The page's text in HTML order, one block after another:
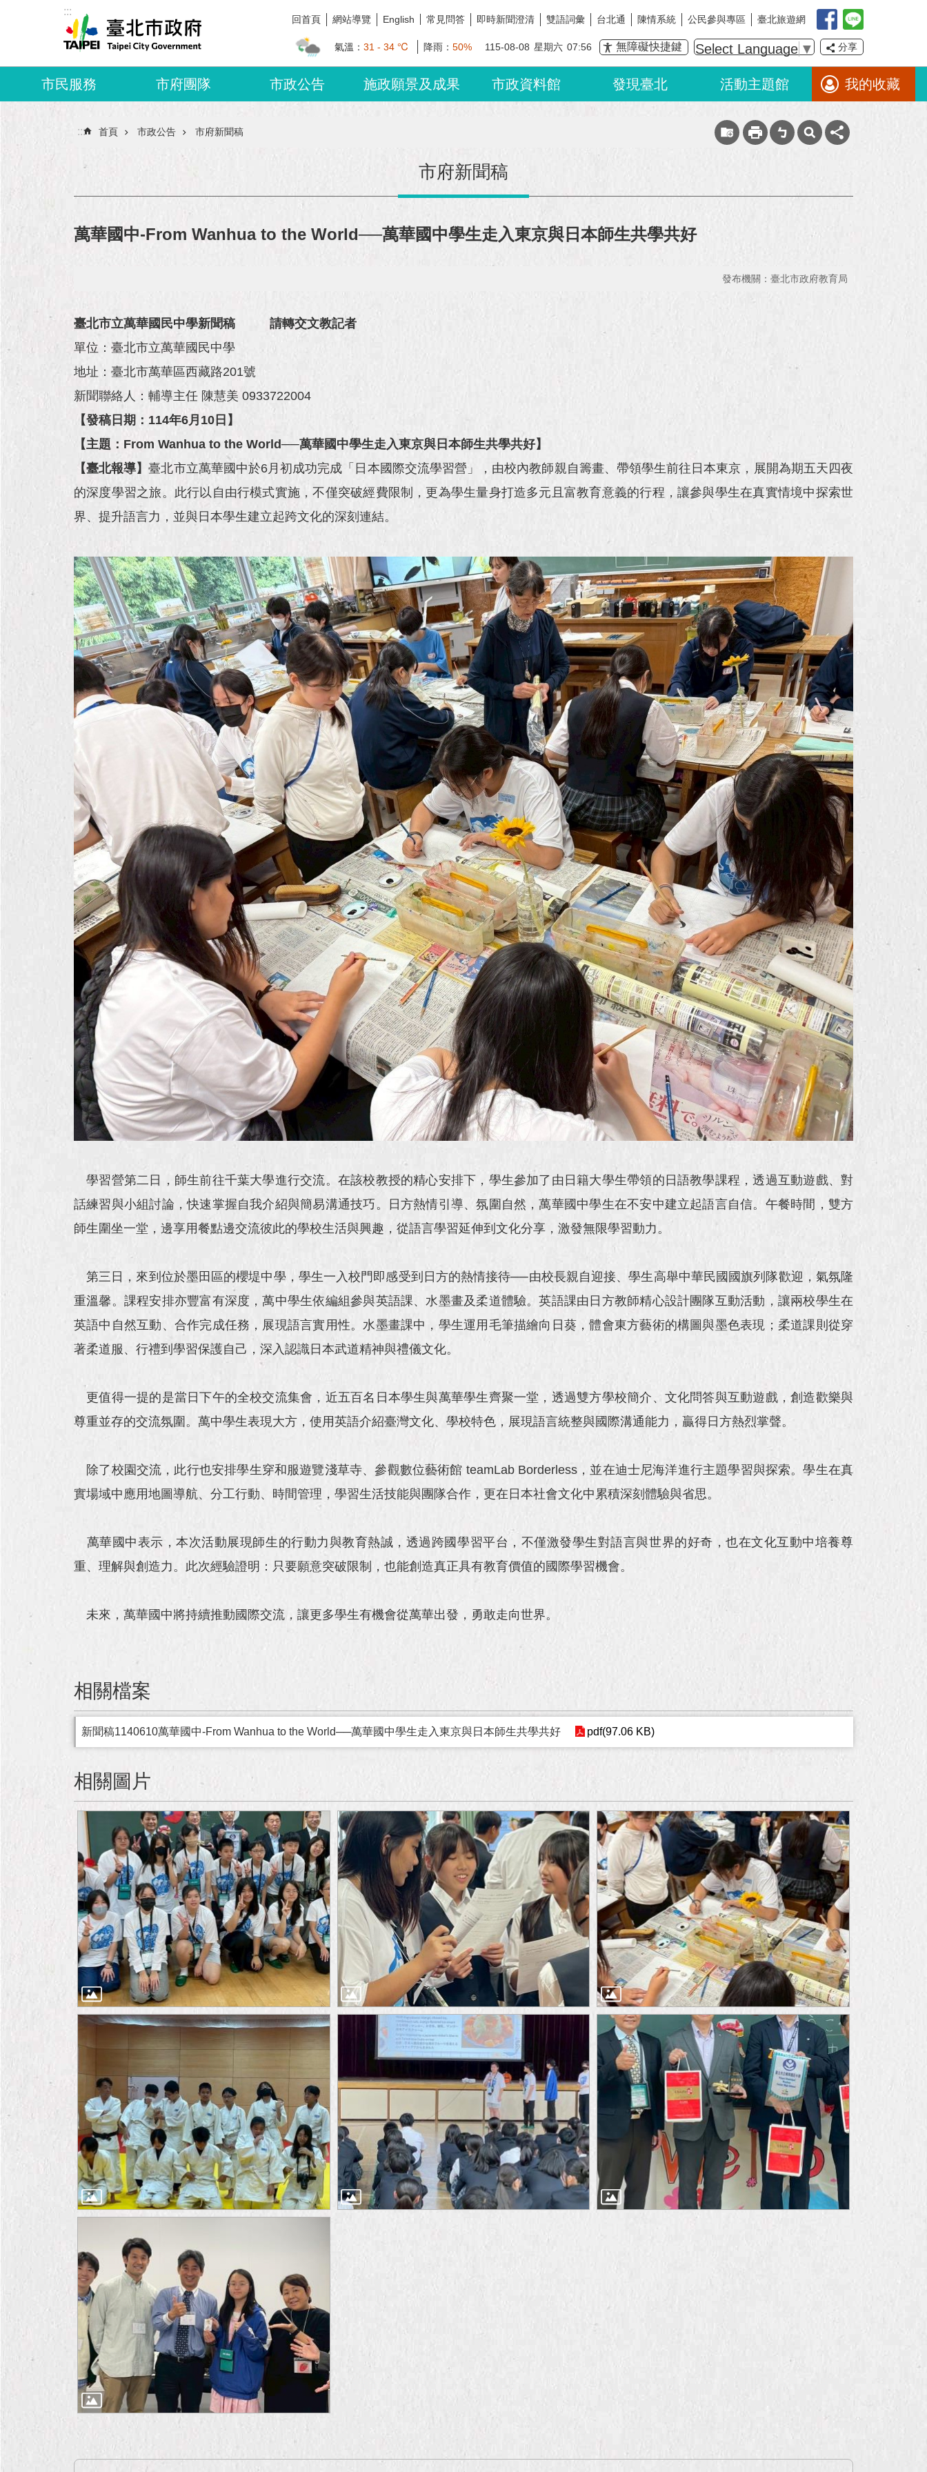
跳到主要內容區塊
:::
回首頁 網站導覽 English 常見問答 即時新聞澄清 雙語詞彙 台北通 陳情系統 公民參與專區 臺北旅遊網
氣溫： 31 - 34 ℃ 降雨： 50% 115-08-08 星期六 07:56 無障礙快捷鍵 Select Language ▼ 分享
市民服務 市府團隊 市政公告 施政願景及成果 市政資料館 發現臺北 活動主題館 我的收藏
::: 首頁 市政公告 市府新聞稿
市府新聞稿
萬華國中-From Wanhua to the World──萬華國中學生走入東京與日本師生共學共好
發布機關：臺北市政府教育局
臺北市立萬華國民中學新聞稿
請轉交文教記者
單位：臺北市立萬華國民中學
地址：臺北市萬華區西藏路201號
新聞聯絡人：輔導主任 陳慧美 0933722004
【發稿日期：114年6月10日】
【主題：From Wanhua to the World──萬華國中學生走入東京與日本師生共學共好】
【臺北報導】臺北市立萬華國中於6月初成功完成「日本國際交流學習營」，由校內教師親自籌畫、帶領學生前往日本東京，展開為期五天四夜
的深度學習之旅。此行以自由行模式實施，不僅突破經費限制，更為學生量身打造多元且富教育意義的行程，讓參與學生在真實情境中探索世
界、提升語言力，並與日本學生建立起跨文化的深刻連結。
學習營第二日，師生前往千葉大學進行交流。在該校教授的精心安排下，學生參加了由日籍大學生帶領的日語教學課程，透過互動遊戲、對
話練習與小組討論，快速掌握自我介紹與簡易溝通技巧。日方熱情引導、氛圍自然，萬華國中學生在不安中建立起語言自信。午餐時間，雙方
師生圍坐一堂，邊享用餐點邊交流彼此的學校生活與興趣，從語言學習延伸到文化分享，激發無限學習動力。
第三日，來到位於墨田區的櫻堤中學，學生一入校門即感受到日方的熱情接待──由校長親自迎接、學生高舉中華民國國旗列隊歡迎，氣氛隆
重溫馨。課程安排亦豐富有深度，萬中學生依編組參與英語課、水墨畫及柔道體驗。英語課由日方教師精心設計團隊互動活動，讓兩校學生在
英語中自然互動、合作完成任務，展現語言實用性。水墨畫課中，學生運用毛筆描繪向日葵，體會東方藝術的構圖與墨色表現；柔道課則從穿
著柔道服、行禮到學習保護自己，深入認識日本武道精神與禮儀文化。
更值得一提的是當日下午的全校交流集會，近五百名日本學生與萬華學生齊聚一堂，透過雙方學校簡介、文化問答與互動遊戲，創造歡樂與
尊重並存的交流氛圍。萬中學生表現大方，使用英語介紹臺灣文化、學校特色，展現語言統整與國際溝通能力，贏得日方熱烈掌聲。
除了校園交流，此行也安排學生穿和服遊覽淺草寺、參觀數位藝術館 teamLab Borderless，並在迪士尼海洋進行主題學習與探索。學生在真
實場域中應用地圖導航、分工行動、時間管理，學習生活技能與團隊合作，更在日本社會文化中累積深刻體驗與省思。
萬華國中表示，本次活動展現師生的行動力與教育熱誠，透過跨國學習平台，不僅激發學生對語言與世界的好奇，也在文化互動中培養尊
重、理解與創造力。此次經驗證明：只要願意突破限制，也能創造真正具有教育價值的國際學習機會。
未來，萬華國中將持續推動國際交流，讓更多學生有機會從萬華出發，勇敢走向世界。
相關檔案
新聞稿1140610萬華國中-From Wanhua to the World──萬華國中學生走入東京與日本師生共學共好 pdf(97.06 KB)
相關圖片